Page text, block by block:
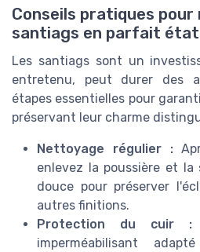
Conseils pratiques
santiags en parfait état
Les santiags sont un
entretenu, peut durer des
étapes essentielles pour
préservant leur charme
Nettoyage régulier :
enlevez la poussière et la
douce pour préserver
autres finitions.
Protection du cuir :
imperméabilisant